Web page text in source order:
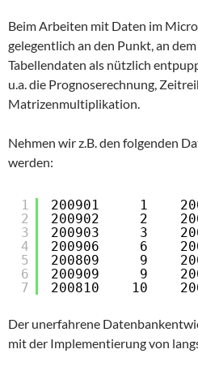
Beim Arbeiten mit Daten im
gelegentlich an den Punkt, an
Tabellendaten als nützlich
u.a. die Prognoserechnung,
Matrizenmultiplikation.
Nehmen wir z.B. den folgenden
werden:
1
2
3
4
5
6
7
200901     1
200902     2
200903     3
200906     6
200809     9
200909     9
200810    10
Der unerfahrene
mit der Implementierung von